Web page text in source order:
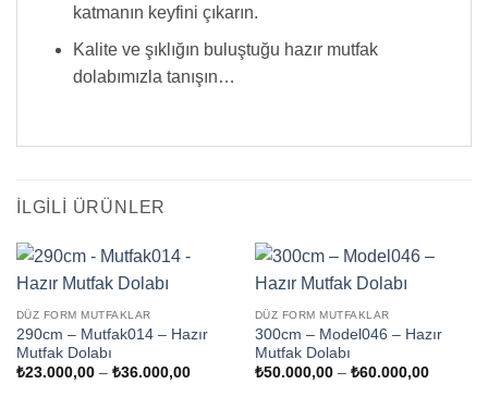
katmanın keyfini çıkarın.
Kalite ve şıklığın buluştuğu hazır mutfak
dolabımızla tanışın…
İLGILI ÜRÜNLER
DÜZ FORM MUTFAKLAR
290cm – Mutfak014 – Hazır
Mutfak Dolabı
₺23.000,00 – ₺36.000,00Fiyat
DÜZ FORM MUTFAKLAR
300cm – Model046 – Hazır
Mutfak Dolabı
₺50.000,00 – ₺60.000,00Fiyat